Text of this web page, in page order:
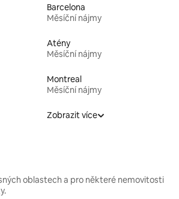
Barcelona
Měsíční nájmy
Atény
Měsíční nájmy
Montreal
Měsíční nájmy
Zobrazit více
oblastech a pro některé nemovitosti